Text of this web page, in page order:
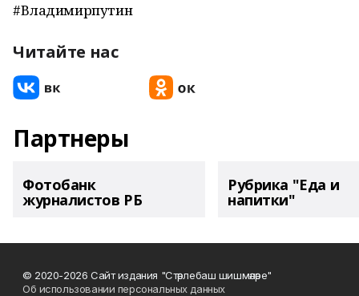
#Владимирпутин
Читайте нас
Партнеры
Фотобанк
журналистов РБ
Рубрика "Еда и
напитки"
© 2020-2026 Сайт издания "Стәрлебаш шишмәләре"
Об использовании персональных данных